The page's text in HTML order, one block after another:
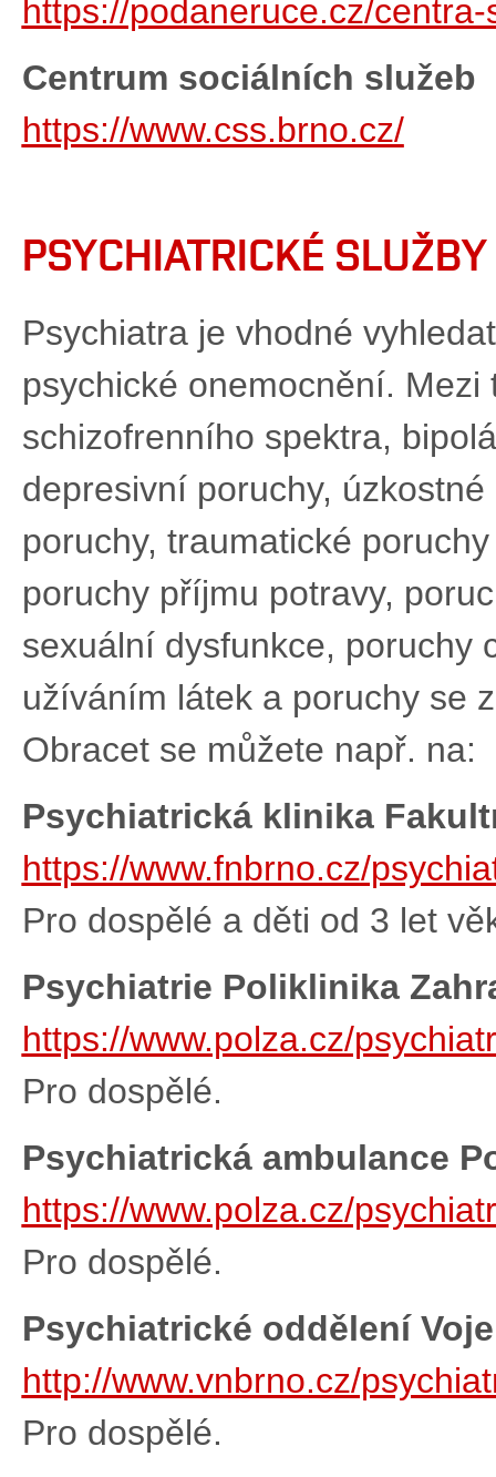
https://podaneruce.cz/centra-
Centrum sociálních služeb
https://www.css.brno.cz/
PSYCHIATRICKÉ SLUŽBY
Psychiatra je vhodné
psychické onemocnění.
schizofrenního spektra,
depresivní poruchy,
poruchy, traumatické
poruchy příjmu potravy,
sexuální dysfunkce, poruchy
užíváním látek a poruchy se
Obracet se můžete např. na:
Psychiatrická klinika
https://www.fnbrno.cz/
Pro dospělé a děti od 3 let
Psychiatrie Poliklinika
https://www.polza.cz/
Pro dospělé.
Psychiatrická ambulance
https://www.polza.cz/
Pro dospělé.
Psychiatrické oddělení
http://www.vnbrno.cz/
Pro dospělé.